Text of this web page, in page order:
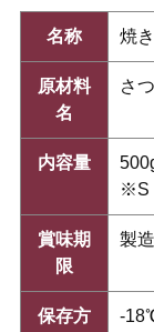
名称 焼
原材料
名
さ
内容量
※S
賞味期
限
製
保存方
-